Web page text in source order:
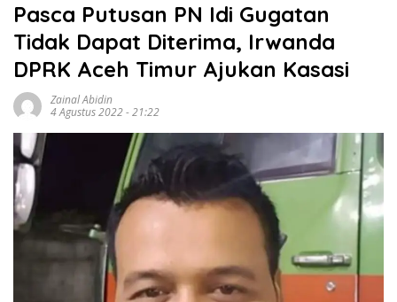
Pasca Putusan PN Idi Gugatan
Tidak Dapat Diterima, Irwanda
DPRK Aceh Timur Ajukan Kasasi
Zainal Abidin
4 Agustus 2022 - 21:22